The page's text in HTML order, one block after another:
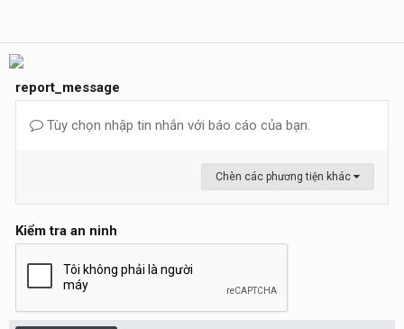
report_message
Tùy chọn nhập tin nhắn với báo cáo của bạn.
Chèn các phương tiện khác
Kiểm tra an ninh